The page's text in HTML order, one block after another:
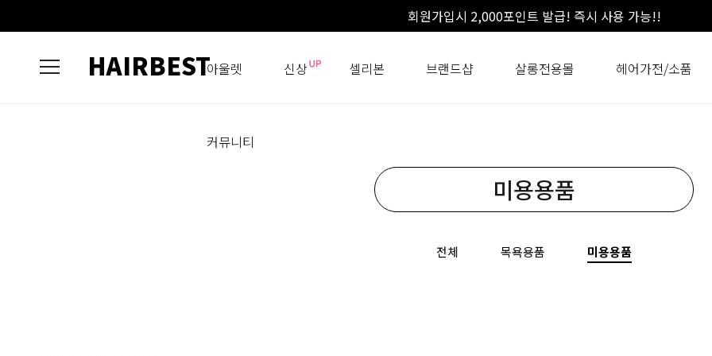
회원가입시 2,000포인트 발급! 즉시 사용 가능!!
HAIRBEST아울렛 신상 셀리본 브랜드샵 살롱전용몰 헤어가전/소품
커뮤니티
미용용품
전체 목욕용품 미용용품